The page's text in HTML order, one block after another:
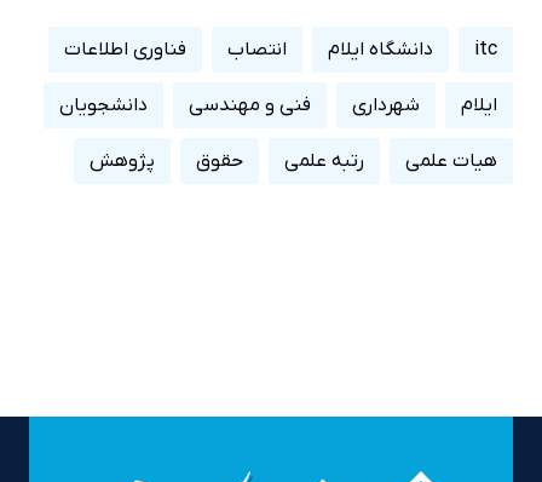
itc دانشگاه ایلام انتصاب فناوری اطلاعات
ایلام شهرداری فنی و مهندسی دانشجویان
هیات علمی رتبه علمی حقوق پژوهش